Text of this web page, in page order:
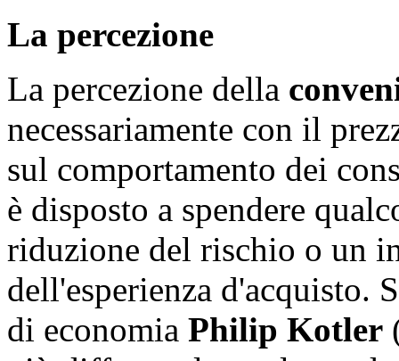
La percezione
La percezione della
necessariamente con il
sul comportamento dei
è disposto a spendere
riduzione del rischio o un
dell'esperienza d'acquisto.
di economia Philip Kotler